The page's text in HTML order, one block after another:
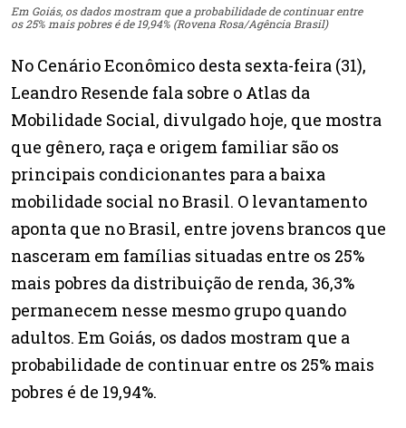
Em Goiás, os dados mostram que a probabilidade de continuar entre
os 25% mais pobres é de 19,94% (Rovena Rosa/Agência Brasil)
No Cenário Econômico desta sexta-feira (31),
Leandro Resende fala sobre o Atlas da
Mobilidade Social, divulgado hoje, que mostra
que gênero, raça e origem familiar são os
principais condicionantes para a baixa
mobilidade social no Brasil. O levantamento
aponta que no Brasil, entre jovens brancos que
nasceram em famílias situadas entre os 25%
mais pobres da distribuição de renda, 36,3%
permanecem nesse mesmo grupo quando
adultos. Em Goiás, os dados mostram que a
probabilidade de continuar entre os 25% mais
pobres é de 19,94%.